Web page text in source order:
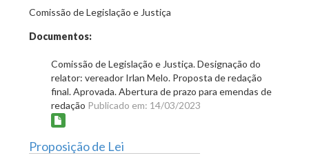
Comissão de Legislação e Justiça
Documentos:
Comissão de Legislação e Justiça. Designação do
relator: vereador Irlan Melo. Proposta de redação
final. Aprovada. Abertura de prazo para emendas de
redação Publicado em: 14/03/2023
Proposição de Lei